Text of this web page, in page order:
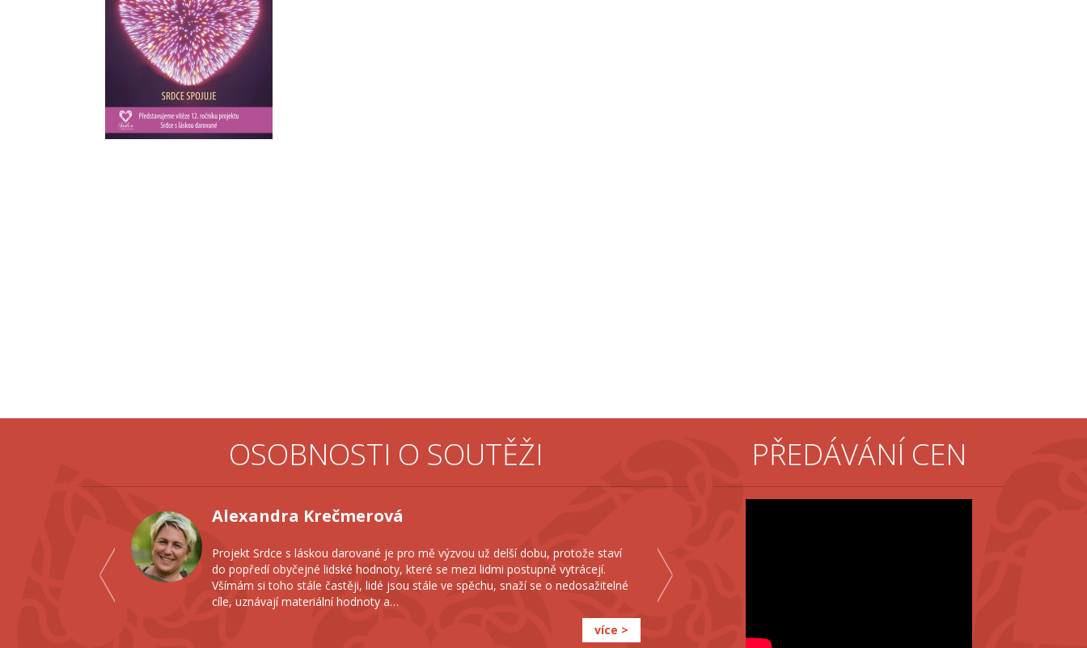
OSOBNOSTI O SOUTĚŽI
Dana Machotová
Když jsem se do Srdce s láskou darovaného zapojila s dětmi poprvé, brala jsem
ho jako možnost něco vytvořit a zapojit se do společné práce. Postupem času
jsem ale pochopila, že jeho skutečný význam je hlavně v laskavosti, pomoci
druhým a radosti, kterou můžeme rozdávat. Během…
PŘEDÁVÁNÍ CEN